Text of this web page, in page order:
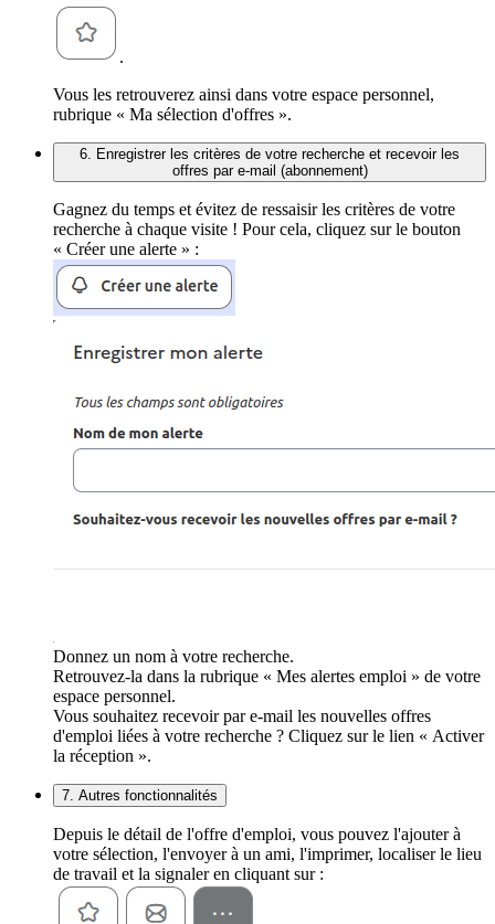
.
Vous les retrouverez ainsi dans votre espace personnel,
rubrique « Ma sélection d'offres ».
6. Enregistrer les critères de votre recherche et recevoir les
offres par e-mail (abonnement)
Gagnez du temps et évitez de ressaisir les critères de votre
recherche à chaque visite ! Pour cela, cliquez sur le bouton
« Créer une alerte » :
Donnez un nom à votre recherche.
Retrouvez-la dans la rubrique « Mes alertes emploi » de votre
espace personnel.
Vous souhaitez recevoir par e-mail les nouvelles offres
d'emploi liées à votre recherche ? Cliquez sur le lien « Activer
la réception ».
7. Autres fonctionnalités
Depuis le détail de l'offre d'emploi, vous pouvez l'ajouter à
votre sélection, l'envoyer à un ami, l'imprimer, localiser le lieu
de travail et la signaler en cliquant sur :